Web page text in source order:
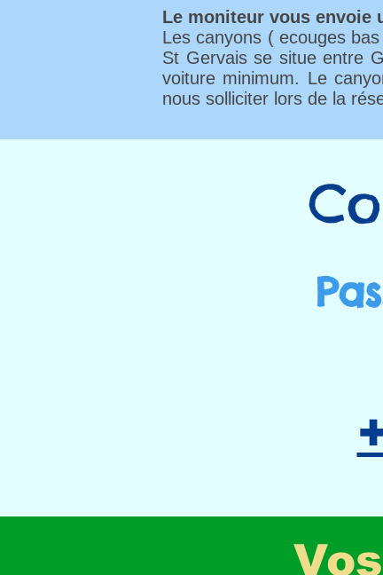
Le moniteur vous envoie
Les canyons ( ecouges
St Gervais se situe entre
voiture minimum. Le
nous solliciter lors de la